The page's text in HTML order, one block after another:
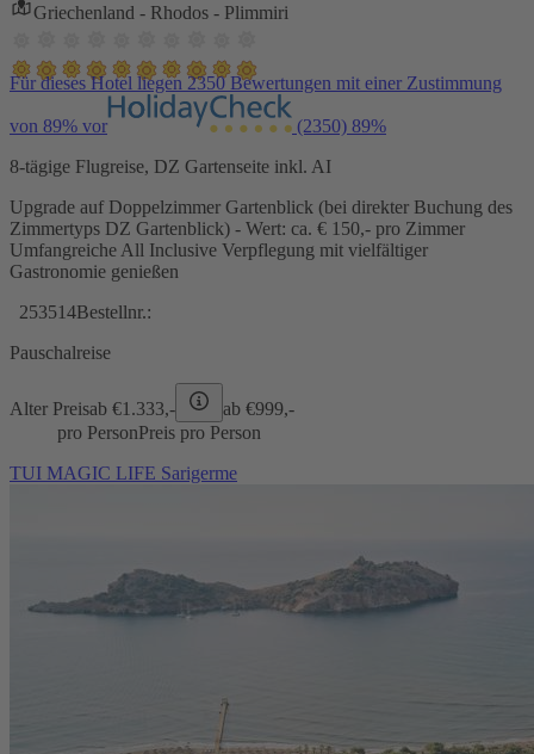
Griechenland - Rhodos - Plimmiri
Für dieses Hotel liegen 2350 Bewertungen mit einer Zustimmung
von 89% vor (2350) 89%
8-tägige Flugreise, DZ Gartenseite inkl. AI
Upgrade auf Doppelzimmer Gartenblick (bei direkter Buchung des
Zimmertyps DZ Gartenblick) - Wert: ca. € 150,- pro Zimmer
Umfangreiche All Inclusive Verpflegung mit vielfältiger
Gastronomie genießen
253514Bestellnr.:
Pauschalreise
Alter Preisab €1.333,- ab €999,-
pro PersonPreis pro Person
TUI MAGIC LIFE Sarigerme